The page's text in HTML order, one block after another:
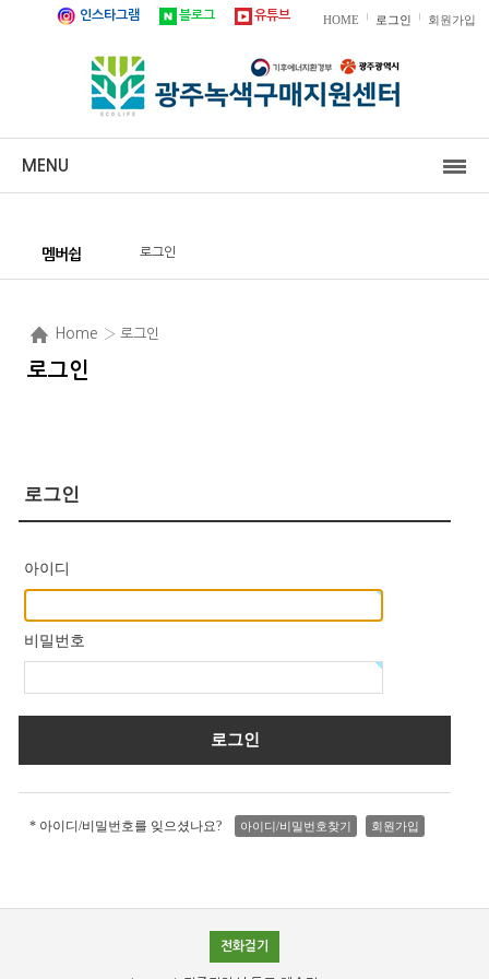
HOME 로그인 회원가입
인스타그램 블로그 유튜브
MENU
멤버쉽 로그인
Home › 로그인
로그인
로그인
아이디
비밀번호
* 아이디/비밀번호를 잊으셨나요? 아이디/비밀번호찾기 회원가입
전화걸기